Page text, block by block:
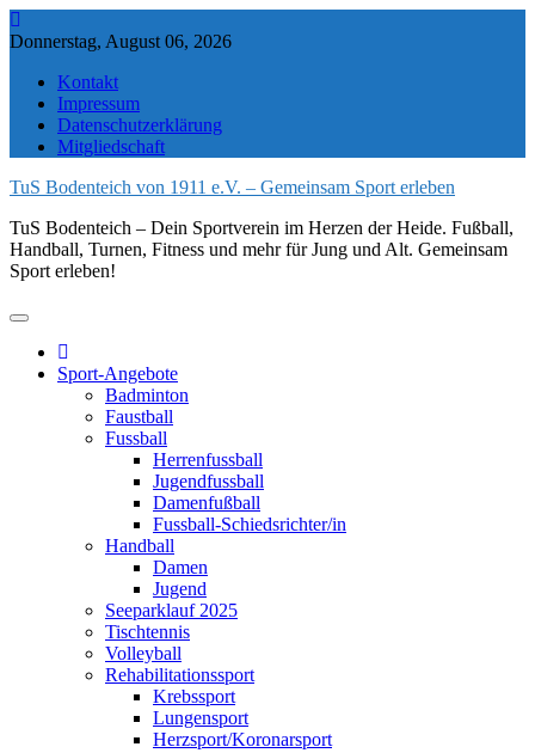
Skip
to
Donnerstag, August 06, 2026
Kontakt
Impressum
Datenschutzerklärung
Mitgliedschaft
TuS Bodenteich von 1911 e.V. – Gemeinsam Sport erleben
TuS Bodenteich – Dein Sportverein im Herzen der Heide. Fußball,
Handball, Turnen, Fitness und mehr für Jung und Alt. Gemeinsam
Sport erleben!
Sport-Angebote
Badminton
Faustball
Fussball
Herrenfussball
Jugendfussball
Damenfußball
Fussball-Schiedsrichter/in
Handball
Damen
Jugend
Seeparklauf 2025
Tischtennis
Volleyball
Rehabilitationssport
Krebssport
Lungensport
Herzsport/Koronarsport